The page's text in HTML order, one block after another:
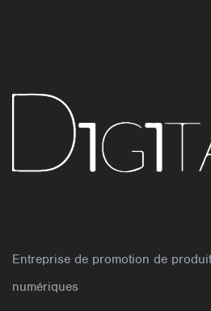
Entreprise de promotion de
numériques